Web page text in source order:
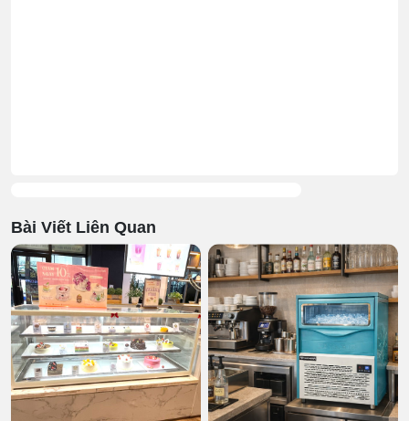
Bài Viết Liên Quan